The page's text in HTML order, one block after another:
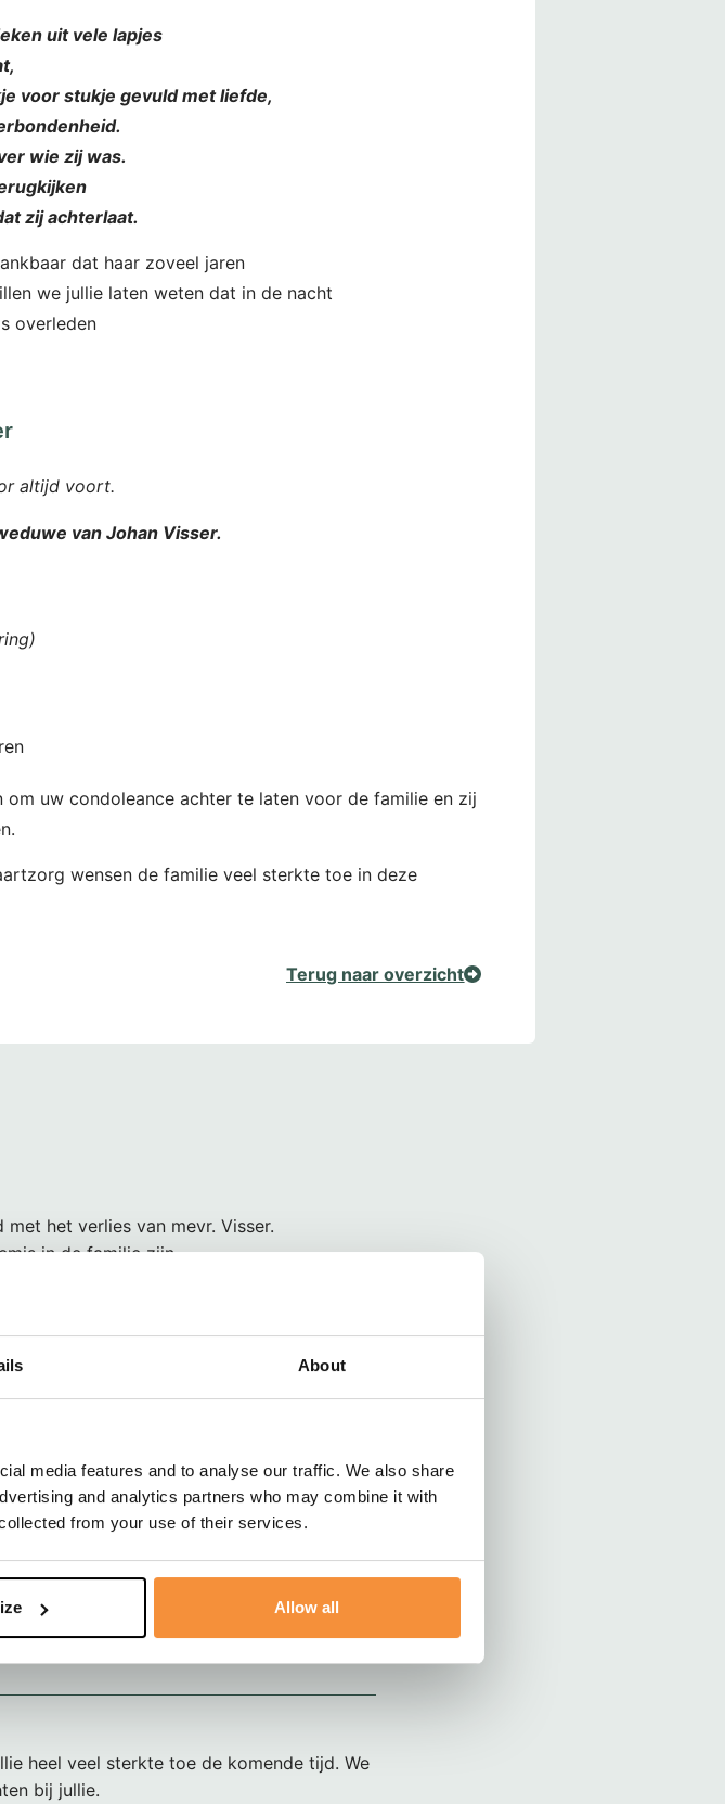
About
media features and to analyse our traffic. We also share
and analytics partners who may combine it with
from your use of their services.
Allow all
uit vele lapjes
voor stukje gevuld met liefde,
wie zij was.
zij achterlaat.
dat haar zoveel jaren
we jullie laten weten dat in de nacht
overleden
altijd voort.
van Johan Visser.
uw condoleance achter te laten voor de familie en zij
wensen de familie veel sterkte toe in deze
Terug naar overzicht
met het verlies van mevr. Visser.
in de familie zijn.
met het overlijden van jullie moeder,
en oma.
verlies en laat de vele mooie en dankbare
met haar en de zeer hoge leeftijd die zij
de leidraad en inspiratie hierbij zijn.
heel veel sterkte toe de komende tijd. We
bij jullie.